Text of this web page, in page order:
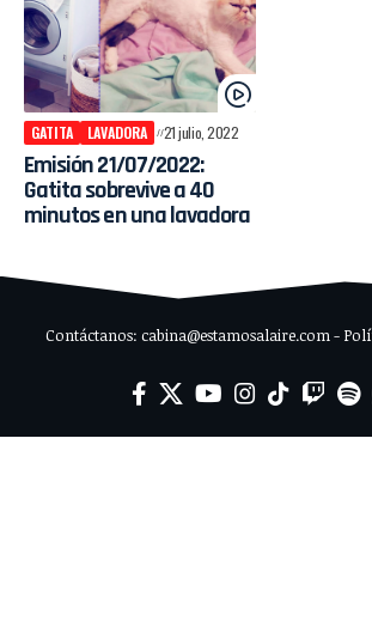
GATITA LAVADORA 21 julio, 2022
Emisión 21/07/2022:
Gatita sobrevive a 40
minutos en una lavadora
Contáctanos: cabina@estamosalaire.com -